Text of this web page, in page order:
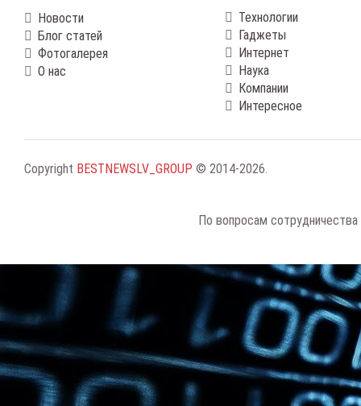
Новости
Блог статей
Фотогалерея
О нас
Технологии
Гаджеты
Интернет
Наука
Компании
Интересное
Copyright BESTNEWSLV_GROUP © 2014-2026.
По вопросам